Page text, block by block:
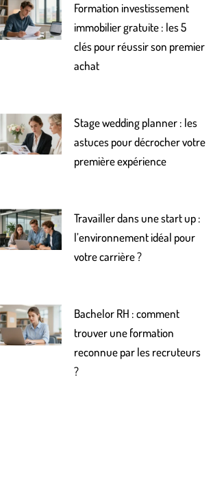
Formation investissement
immobilier gratuite : les 5
clés pour réussir son premier
achat
Stage wedding planner : les
astuces pour décrocher votre
première expérience
Travailler dans une start up :
l’environnement idéal pour
votre carrière ?
Bachelor RH : comment
trouver une formation
reconnue par les recruteurs
?